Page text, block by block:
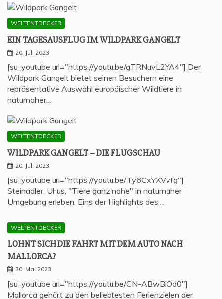
WELTENTDECKER
EIN TAGES­AUS­FLUG IM WILD­PARK GANGELT
20. Juli 2023
[su_youtube url="https://youtu.be/gTRNuvL2YA4"] Der
Wildpark Gangelt bietet seinen Besuchern eine
repräsentative Auswahl europäischer Wildtiere in
naturnaher…
WELTENTDECKER
WILD­PARK GAN­GELT – DIE FLUGSCHAU
20. Juli 2023
[su_youtube url="https://youtu.be/Ty6CxYXVvfg"]
Steinadler, Uhus, "Tiere ganz nahe" in naturnaher
Umgebung erleben. Eins der Highlights des…
WELTENTDECKER
LOHNT SICH DIE FAHRT MIT DEM AUTO NACH
MALLORCA?
30. Mai 2023
[su_youtube url="https://youtu.be/CN-ABwBiOd0"]
Mallorca gehört zu den beliebtesten Ferienzielen der